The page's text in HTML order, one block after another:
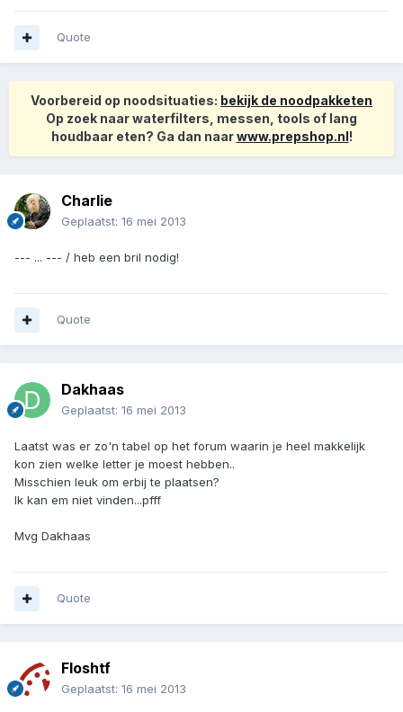
Quote
Voorbereid op noodsituaties: bekijk de noodpakketen
Op zoek naar waterfilters, messen, tools of lang
houdbaar eten? Ga dan naarwww.prepshop.nl!
Charlie
Geplaatst: 16 mei 2013
--- ... --- / heb een bril nodig!
Quote
Dakhaas
Geplaatst: 16 mei 2013
Laatst was er zo'n tabel op het forum waarin je heel makkelijk
kon zien welke letter je moest hebben..
Misschien leuk om erbij te plaatsen?
Ik kan em niet vinden...pfff
Mvg Dakhaas
Quote
Floshtf
Geplaatst: 16 mei 2013